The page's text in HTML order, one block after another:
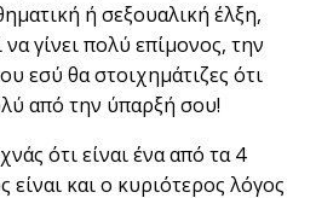
ή σεξουαλική έλξη,
γίνει πολύ επίμονος, την
εσύ θα στοιχημάτιζες ότι
από την ύπαρξή σου!
ότι είναι ένα από τα 4
είναι και ο κυριότερος λόγος